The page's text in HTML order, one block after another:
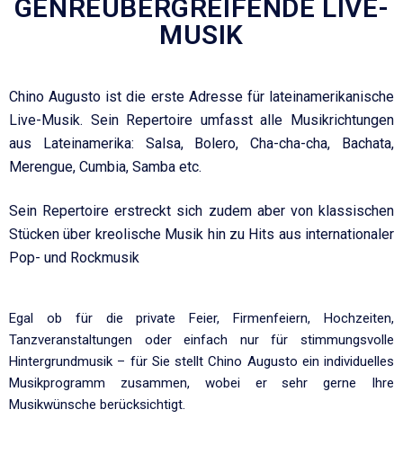
GENREÜBERGREIFENDE LIVE-
MUSIK
Chino Augusto ist die erste Adresse für lateinamerikanische
Live-Musik. Sein Repertoire umfasst alle Musikrichtungen
aus Lateinamerika: Salsa,Bolero, Cha-cha-cha, Bachata,
Merengue, Cumbia, Samba etc.
Sein Repertoire erstreckt sich zudem aber von klassischen
Stücken über kreolische Musik hin zu Hits aus internationaler
Pop- und Rockmusik
Egal ob für die private Feier, Firmenfeiern, Hochzeiten,
Tanzveranstaltungen oder einfach nur für stimmungsvolle
Hintergrundmusik – für Sie stellt Chino Augusto ein individuelles
Musikprogramm zusammen, wobei er sehr gerne Ihre
Musikwünsche berücksichtigt.